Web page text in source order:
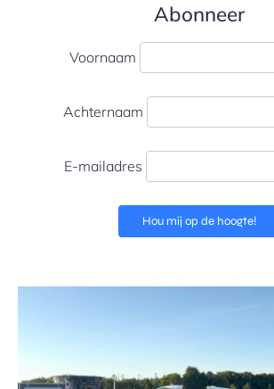
Abonneer
Voornaam
Achternaam
E-mailadres